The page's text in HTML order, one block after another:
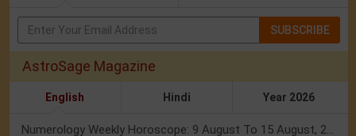
SUBSCRIBE
AstroSage Magazine
English Hindi Year 2026